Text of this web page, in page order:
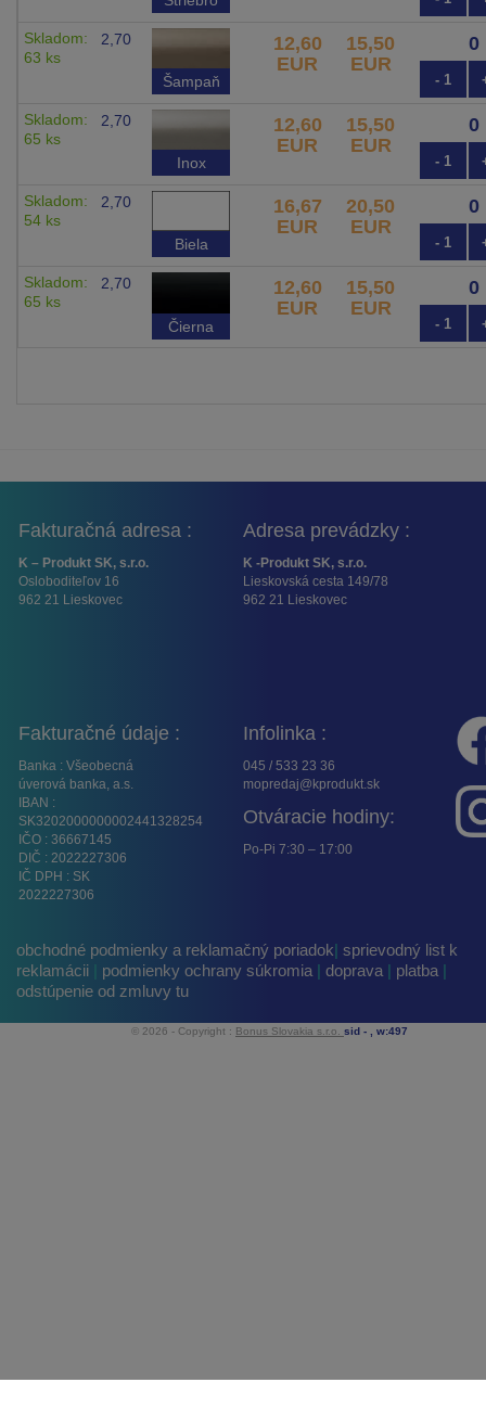
Skladom:
63 ks
2,70
Šampaň
12,60
EUR
15,50
EUR
- 1
Skladom:
65 ks
2,70
Inox
12,60
EUR
15,50
EUR
- 1
Skladom:
54 ks
2,70
Biela
16,67
EUR
20,50
EUR
- 1
Skladom:
65 ks
2,70
Čierna
12,60
EUR
15,50
EUR
- 1
Fakturačná adresa :
K – Produkt SK, s.r.o.
Osloboditeľov 16
962 21 Lieskovec
Adresa prevádzky :
K -Produkt SK, s.r.o.
Lieskovská cesta 149/78
962 21 Lieskovec
Fakturačné údaje :
Banka : Všeobecná
úverová banka, a.s.
IBAN :
SK3202000000002441328254
IČO : 36667145
DIČ : 2022227306
IČ DPH : SK
2022227306
Infolinka :
045 / 533 23 36
mopredaj@kprodukt.sk
Otváracie hodiny:
Po-Pi 7:30 – 17:00
obchodné podmienky a reklamačný poriadok| sprievodný list k
reklamácii
podmienky ochrany súkromia | doprava | platba |
odstúpenie od zmluvy tu
© 2026 - Copyright : Bonus Slovakia s.r.o. sid - , w:497